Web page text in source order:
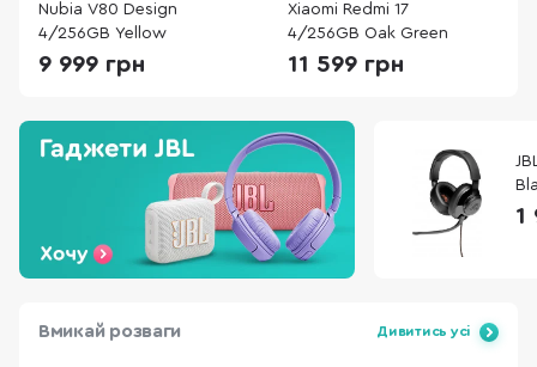
Nubia V80 Design
4/256GB Yellow
9 999 грн
Xiaomi Redmi 17
4/256GB Oak Green
11 599 грн
1
Вмикай розваги Дивитись усі